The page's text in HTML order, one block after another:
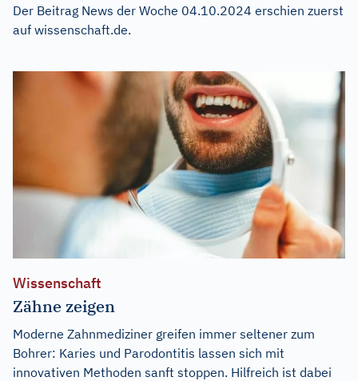
Der Beitrag News der Woche 04.10.2024 erschien zuerst
auf wissenschaft.de.
Wissenschaft
Zähne zeigen
Moderne Zahnmediziner greifen immer seltener zum
Bohrer: Karies und Parodontitis lassen sich mit
innovativen Methoden sanft stoppen. Hilfreich ist dabei